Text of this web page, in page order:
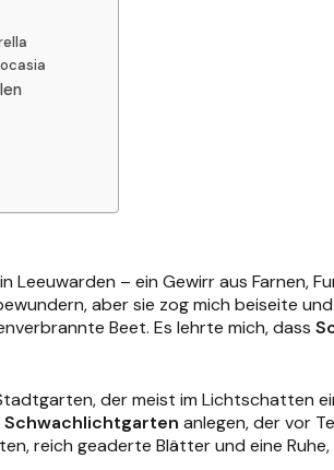
– ein Gewirr aus Farnen,
aber sie zog mich beiseite
Beet. Es lehrte mich, dass
der meist im Lichtschatten
Schwachlichtgarten anlegen, der vor
reich geaderte Blätter und eine